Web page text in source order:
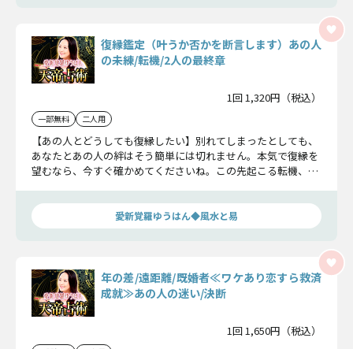
復縁鑑定（叶うか否かを断言します）あの人
の未練/転機/2人の最終章
1回 1,320円（税込）
一部無料 二人用
【あの人とどうしても復縁したい】別れてしまったとしても、
あなたとあの人の絆はそう簡単には切れません。本気で復縁を
望むなら、今すぐ確かめてくださいね。この先起こる転機、そ
愛新覚羅ゆうはん◆風水と易
年の差/遠距離/既婚者≪ワケあり恋すら救済
成就≫あの人の迷い/決断
1回 1,650円（税込）